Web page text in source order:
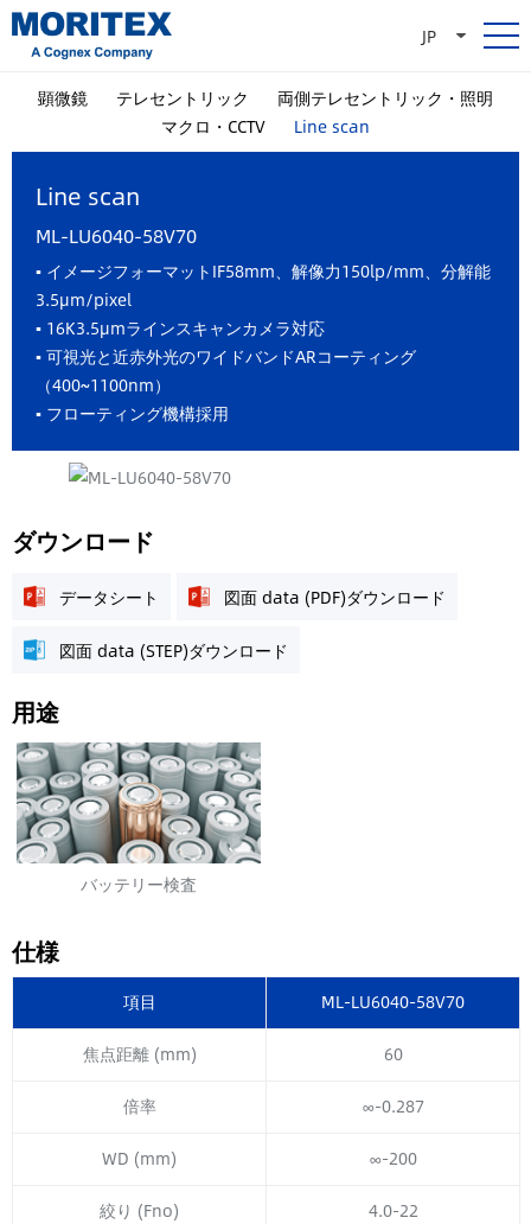
JP
顕微鏡 テレセントリック
両側テレセントリック・照明
マクロ・CCTV
Line scan
Line scan
ML-LU6040-58V70
▪ イメージフォーマットIF58mm、解像力150lp/mm、分解能
3.5μm/pixel
▪ 16K3.5μmラインスキャンカメラ対応
▪ 可視光と近赤外光のワイドバンドARコーティング
（400~1100nm）
▪ フローティング機構採用
ダウンロード
データシート 図面 data (PDF)ダウンロード
図面 data (STEP)ダウンロード
用途
バッテリー検査
仕様
項目
ML-LU6040-58V70
焦点距離 (mm)
60
倍率
∞-0.287
WD (mm)
∞-200
絞り (Fno)
4.0-22